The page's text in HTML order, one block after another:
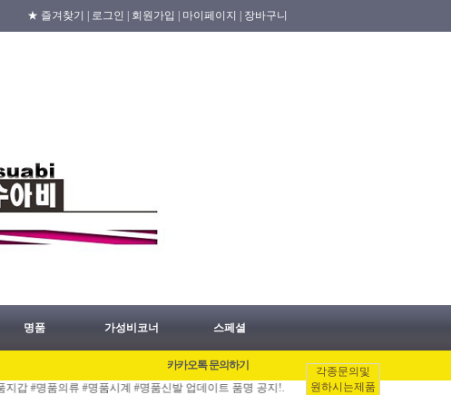
각종문의및
원하시는제품
★ 즐겨찾기 | 로그인 | 회원가입 | 마이페이지 | 장바구니
명품 가성비코너 스페셜
카카오톡 문의하기
품의류 #명품시계 #명품신발 업데이트 품명 공지!. [07/28]홍콩명품쇼핑몰 홍콩허수아